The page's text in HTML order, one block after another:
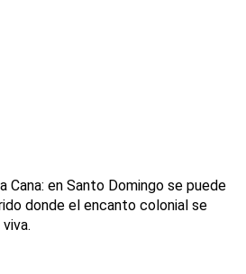
Cana: en Santo Domingo se puede
donde el encanto colonial se